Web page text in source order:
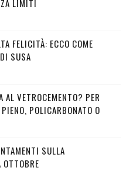
LIMITI
FELICITÀ: ECCO COME
SUSA
AL VETROCEMENTO? PER
POLICARBONATO O
SULLA